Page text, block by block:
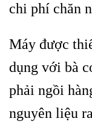
chi phí chăn
Máy được
dụng với bà
phải ngồi
nguyên liệu